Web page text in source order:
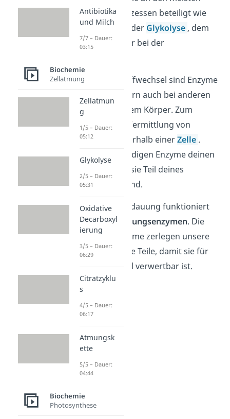
Stoffwechselprozessen beteiligt wie
zum Beispiel bei der Glykolyse , dem
Citratzyklus
oder bei der
Nicht nur im Stoffwechsel sind Enzyme
essenziell, sondern auch bei anderen
Abläufen in deinem Körper. Zum
Beispiel bei der Vermittlung von
Information innerhalb einerZelle .
Außerdem verteidigen Enzyme deinen
Organismus, da sie Teil deines
Immunsystem sind.
Auch unsere Verdauung funktioniert
nur dankVerdauungsenzymen. Die
Verdauungsenzyme zerlegen unsere
Nahrung in kleine Teile, damit sie für
den Stoffwechsel verwertbar ist.
Coenzyme
Antibiotika
und Milch
7/7 – Dauer:
03:15
Biochemie
Zellatmung
Zellatmun
g
1/5 – Dauer:
05:12
Glykolyse
2/5 – Dauer:
05:31
Oxidative
Decarboxyl
ierung
3/5 – Dauer:
06:29
Citratzyklu
s
4/5 – Dauer:
06:17
Atmungsk
ette
5/5 – Dauer:
04:44
Biochemie
Photosynthese